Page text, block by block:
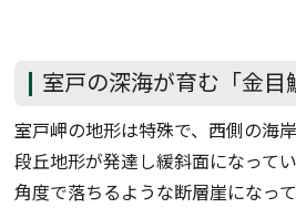
室戸の深海が育む「金目
室戸岬の地形は特殊で、西側の海
段丘地形が発達し緩斜面になって
角度で落ちるような断層崖になっ